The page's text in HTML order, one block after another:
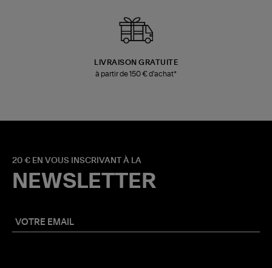
LIVRAISON GRATUITE
à partir de 150 € d'achat*
20 € EN VOUS INSCRIVANT À LA
NEWSLETTER